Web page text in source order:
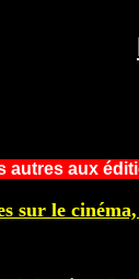
autres aux
sur le